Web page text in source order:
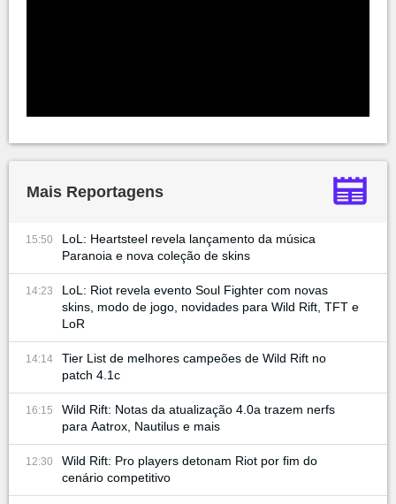
Mais Reportagens
15:50
LoL: Heartsteel revela lançamento da música
Paranoia e nova coleção de skins
14:23
LoL: Riot revela evento Soul Fighter com novas
skins, modo de jogo, novidades para Wild Rift, TFT e
LoR
14:14
Tier List de melhores campeões de Wild Rift no
patch 4.1c
16:15
Wild Rift: Notas da atualização 4.0a trazem nerfs
para Aatrox, Nautilus e mais
12:30
Wild Rift: Pro players detonam Riot por fim do
cenário competitivo